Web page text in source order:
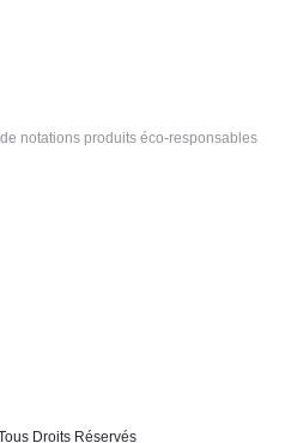
notations produits éco-responsables
Droits Réservés